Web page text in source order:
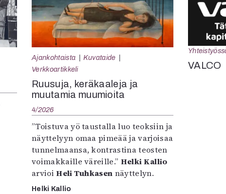
Ajankohtaista
Kuvataide
Verkkoartikkeli
Ruusuja, keräkaaleja ja
muutamia muumioita
4/2026
”Toistuva yö taustalla luo teoksiin ja
näyttelyyn omaa pimeää ja varjoisaa
tunnelmaansa, kontrastina teosten
voimakkaille väreille.” Helki Kallio
arvioiHeli Tuhkasen näyttelyn.
Helki Kallio
VALCO